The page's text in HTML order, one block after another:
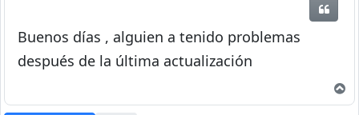
Buenos días , alguien a tenido problemas
después de la última actualización